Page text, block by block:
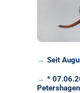
Seit
*
Petershagen